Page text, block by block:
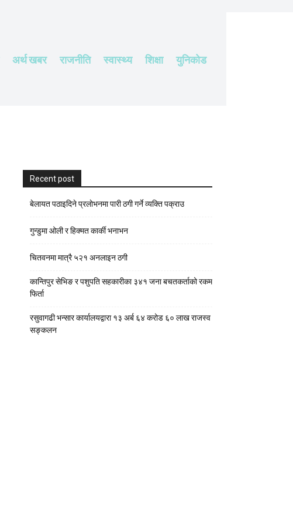
अर्थ खबर राजनीति स्वास्थ्य शिक्षा युनिकोड
Recent post
बेलायत पठाइदिने प्रलाेभनमा पारी ठगी गर्ने व्यक्ति पक्राउ
गुन्डुमा ओली र हिक्मत कार्की भनाभन
चितवनमा मात्रै ५२१ अनलाइन ठगी
कान्तिपुर सेभिङ र पशुपति सहकारीका ३४१ जना बचतकर्ताको रकम
फिर्ता
रसुवागढी भन्सार कार्यालयद्वारा १३ अर्ब ६४ करोड ६० लाख राजस्व
सङ्कलन